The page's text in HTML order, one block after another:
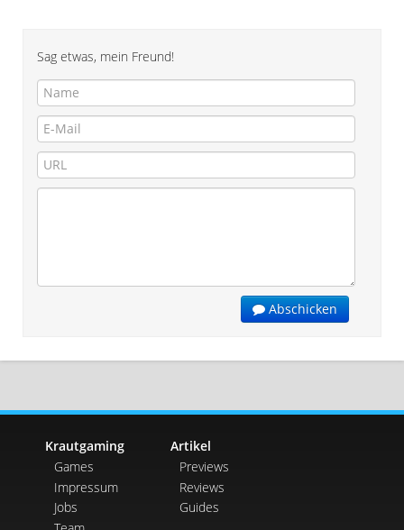
Sag etwas, mein Freund!
Abschicken
Krautgaming
Games
Impressum
Jobs
Artikel
Previews
Reviews
Guides